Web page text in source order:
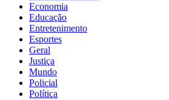
Economia
Educação
Entretenimento
Esportes
Geral
Justiça
Mundo
Policial
Política